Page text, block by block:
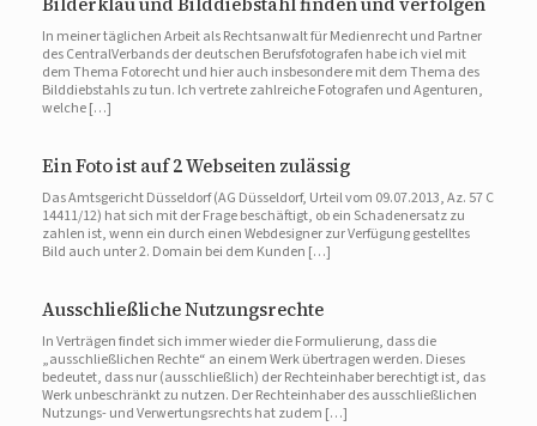
In meiner täglichen Arbeit als Rechtsanwalt für Medienrecht und Partner
des CentralVerbands der deutschen Berufsfotografen habe ich viel mit
dem Thema Fotorecht und hier auch insbesondere mit dem Thema des
Bilddiebstahls zu tun. Ich vertrete zahlreiche Fotografen und Agenturen,
welche […]
Ein Foto ist auf 2 Webseiten zulässig
Das Amtsgericht Düsseldorf (AG Düsseldorf, Urteil vom 09.07.2013, Az. 57 C
14411/12) hat sich mit der Frage beschäftigt, ob ein Schadenersatz zu
zahlen ist, wenn ein durch einen Webdesigner zur Verfügung gestelltes
Bild auch unter 2. Domain bei dem Kunden […]
Ausschließliche Nutzungsrechte
In Verträgen findet sich immer wieder die Formulierung, dass die
„ausschließlichen Rechte“ an einem Werk übertragen werden. Dieses
bedeutet, dass nur (ausschließlich) der Rechteinhaber berechtigt ist, das
Werk unbeschränkt zu nutzen. Der Rechteinhaber des ausschließlichen
Nutzungs- und Verwertungsrechts hat zudem […]